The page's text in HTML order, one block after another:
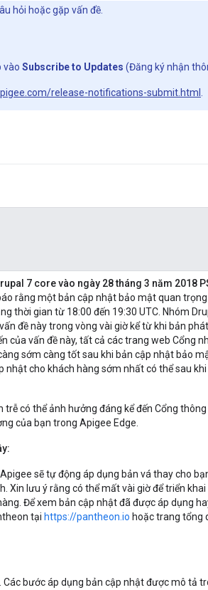
hỏi hoặc gặp vấn đề.
vào Subscribe to Updates (Đăng ký nhận
release-notifications-submit.html
7 core vào ngày 28 tháng 3 năm 2018
rằng một bản cập nhật bảo mật quan
thời gian từ 18:00 đến 19:30 UTC. Nhóm
đề này trong vòng vài giờ kể từ khi bản
của vấn đề này, tất cả các trang web Cổng
sớm càng tốt sau khi bản cập nhật bảo
nhật cho khách hàng sớm nhất có thể sau
trễ có thể ảnh hưởng đáng kể đến Cổng
của bạn trong Apigee Edge.
sẽ tự động áp dụng bản vá thay cho
Xin lưu ý rằng có thể mất vài giờ để triển
Để xem bản cập nhật đã được áp dụng
tại https://pantheon.io hoặc trang tổng
Các bước áp dụng bản cập nhật được mô tả